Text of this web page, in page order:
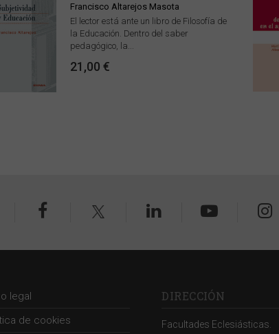
Francisco Altarejos Masota
El lector está ante un libro de Filosofía de
la Educación. Dentro del saber
pedagógico, la...
21,00 €
legal
de cookies
DIRECCIÓN
Facultades Eclesiásticas.